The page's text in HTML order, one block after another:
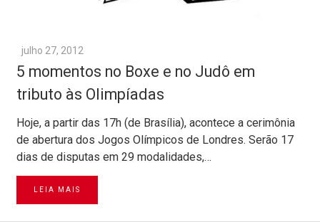
julho 27, 2012
5 momentos no Boxe e no Judô em
Hoje, a partir das 17h (de Brasília), acontece a cerimônia
de abertura dos Jogos Olímpicos de Londres. Serão 17
dias de disputas em 29 modalidades,…
LEIA MAIS